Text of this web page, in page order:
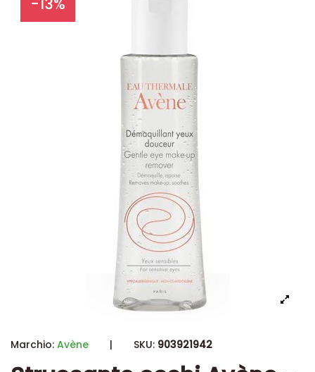
Marchio: Avène | SKU: 903921942